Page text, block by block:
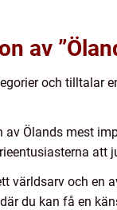
av
och tilltalar
Ölands mest
att
världsarv och en
du kan få en